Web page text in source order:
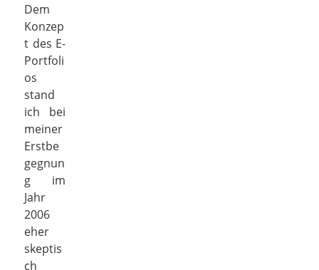
Dem
Konzep
t des E-
Portfoli
os
stand
ich bei
meiner
Erstbe
gegnun
g im
Jahr
2006
eher
skeptis
ch